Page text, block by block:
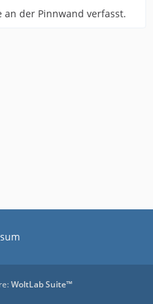
an der Pinnwand verfasst.
WoltLab Suite™